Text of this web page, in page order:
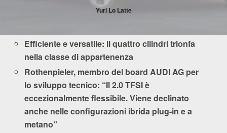
Yuri Lo Latte
Efficiente e versatile: il quattro cilindri trionfa
nella classe di appartenenza
Rothenpieler, membro del board AUDI AG per
lo sviluppo tecnico: “Il 2.0 TFSI è
eccezionalmente flessibile. Viene declinato
anche nelle configurazioni ibrida plug-in e a
metano”